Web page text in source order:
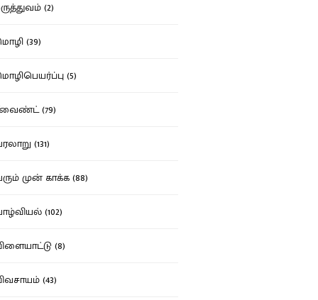
(2)
(39)
(5)
(79)
(131)
முன் காக்க (88)
(102)
(8)
(43)